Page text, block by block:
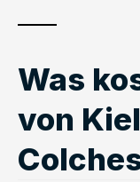
Was
von